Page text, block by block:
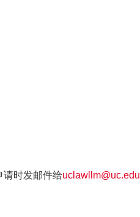
请时发邮件给uclawllm@uc.edu